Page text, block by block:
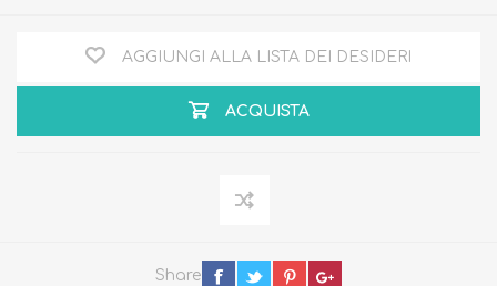
AGGIUNGI ALLA LISTA DEI DESIDERI
ACQUISTA
Share